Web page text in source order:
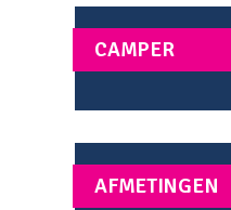
CAMPER
AFMETINGEN